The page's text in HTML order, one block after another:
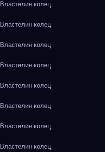
колец
колец
колец
колец
колец
колец
колец
колец